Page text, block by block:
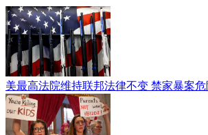
美最高法院维持联邦法律不变 禁家暴案